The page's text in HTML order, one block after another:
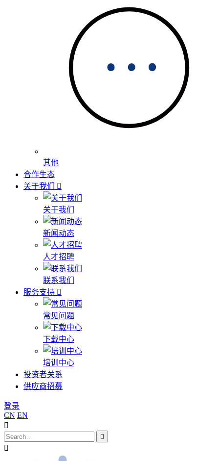
其他
合作生态
关于我们
关于我们
新闻动态
人才招聘
联系我们
服务支持
常见问题
下载中心
培训中心
投资者关系
供应商招募
登录
CN EN